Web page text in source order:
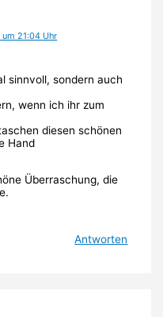
21:04 Uhr
sinnvoll, sondern auch
wenn ich ihr zum
diesen schönen
Hand
Überraschung, die
Antworten